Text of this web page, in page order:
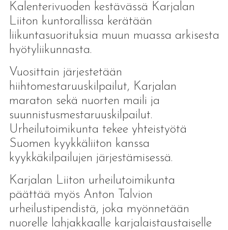
Kalenterivuoden kestävässä Karjalan
Liiton kuntorallissa kerätään
liikuntasuorituksia muun muassa arkisesta
hyötyliikunnasta.
Vuosittain järjestetään
hiihtomestaruuskilpailut, Karjalan
maraton sekä nuorten maili ja
suunnistusmestaruuskilpailut.
Urheilutoimikunta tekee yhteistyötä
Suomen kyykkäliiton kanssa
kyykkäkilpailujen järjestämisessä.
Karjalan Liiton urheilutoimikunta
päättää myös Anton Talvion
urheilustipendistä, joka myönnetään
nuorelle lahjakkaalle karjalaistaustaiselle